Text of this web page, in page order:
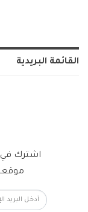
القائمة البريدية
اشترك في